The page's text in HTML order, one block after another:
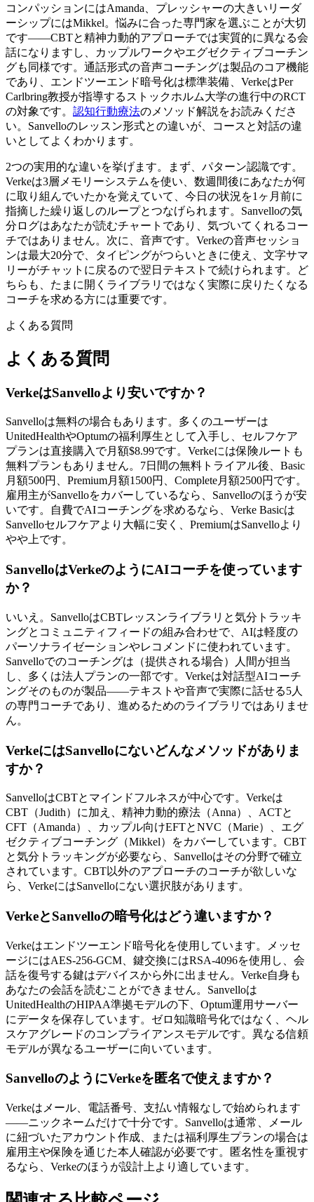
コンパッションにはAmanda、プレッシャーの大きいリーダ
ーシップにはMikkel。悩みに合った専門家を選ぶことが大切
です——CBTと精神力動的アプローチでは実質的に異なる会
話になりますし、カップルワークやエグゼクティブコーチン
グも同様です。通話形式の音声コーチングは製品のコア機能
であり、エンドツーエンド暗号化は標準装備、VerkeはPer
Carlbring教授が指導するストックホルム大学の進行中のRCT
の対象です。 認知行動療法のメソッド解説をお読みくださ
い。Sanvelloのレッスン形式との違いが、コースと対話の違
いとしてよくわかります。
2つの実用的な違いを挙げます。まず、パターン認識です。
Verkeは3層メモリーシステムを使い、数週間後にあなたが何
に取り組んでいたかを覚えていて、今日の状況を1ヶ月前に
指摘した繰り返しのループとつなげられます。Sanvelloの気
分ログはあなたが読むチャートであり、気づいてくれるコー
チではありません。次に、音声です。Verkeの音声セッショ
ンは最大20分で、タイピングがつらいときに使え、文字サマ
リーがチャットに戻るので翌日テキストで続けられます。ど
ちらも、たまに開くライブラリではなく実際に戻りたくなる
コーチを求める方には重要です。
よくある質問
よくある質問
VerkeはSanvelloより安いですか？
Sanvelloは無料の場合もあります。多くのユーザーは
UnitedHealthやOptumの福利厚生として入手し、セルフケア
プランは直接購入で月額$8.99です。Verkeには保険ルートも
無料プランもありません。7日間の無料トライアル後、Basic
月額500円、Premium月額1500円、Complete月額2500円です。
雇用主がSanvelloをカバーしているなら、Sanvelloのほうが安
いです。自費でAIコーチングを求めるなら、Verke Basicは
Sanvelloセルフケアより大幅に安く、PremiumはSanvelloより
やや上です。
SanvelloはVerkeのようにAIコーチを使っています
か？
いいえ。SanvelloはCBTレッスンライブラリと気分トラッキ
ングとコミュニティフィードの組み合わせで、AIは軽度の
パーソナライゼーションやレコメンドに使われています。
Sanvelloでのコーチングは（提供される場合）人間が担当
し、多くは法人プランの一部です。Verkeは対話型AIコーチ
ングそのものが製品——テキストや音声で実際に話せる5人
の専門コーチであり、進めるためのライブラリではありませ
ん。
VerkeにはSanvelloにないどんなメソッドがありま
すか？
SanvelloはCBTとマインドフルネスが中心です。Verkeは
CBT（Judith）に加え、精神力動的療法（Anna）、ACTと
CFT（Amanda）、カップル向けEFTとNVC（Marie）、エグ
ゼクティブコーチング（Mikkel）をカバーしています。CBT
と気分トラッキングが必要なら、Sanvelloはその分野で確立
されています。CBT以外のアプローチのコーチが欲しいな
ら、VerkeにはSanvelloにない選択肢があります。
VerkeとSanvelloの暗号化はどう違いますか？
Verkeはエンドツーエンド暗号化を使用しています。メッセ
ージにはAES-256-GCM、鍵交換にはRSA-4096を使用し、会
話を復号する鍵はデバイスから外に出ません。Verke自身も
あなたの会話を読むことができません。Sanvelloは
UnitedHealthのHIPAA準拠モデルの下、Optum運用サーバー
にデータを保存しています。ゼロ知識暗号化ではなく、ヘル
スケアグレードのコンプライアンスモデルです。異なる信頼
モデルが異なるユーザーに向いています。
SanvelloのようにVerkeを匿名で使えますか？
Verkeはメール、電話番号、支払い情報なしで始められます
——ニックネームだけで十分です。Sanvelloは通常、メール
に紐づいたアカウント作成、または福利厚生プランの場合は
雇用主や保険を通じた本人確認が必要です。匿名性を重視す
るなら、Verkeのほうが設計上より適しています。